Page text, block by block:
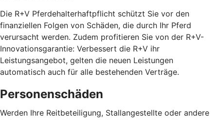
Die R+V Pferdehalterhaftpflicht schützt Sie vor den
finanziellen Folgen von Schäden, die durch Ihr Pferd
verursacht werden. Zudem profitieren Sie von der R+V-
Innovationsgarantie: Verbessert die R+V ihr
Leistungsangebot, gelten die neuen Leistungen
automatisch auch für alle bestehenden Verträge.
Personenschäden
Werden Ihre Reitbeteiligung, Stallangestellte oder andere